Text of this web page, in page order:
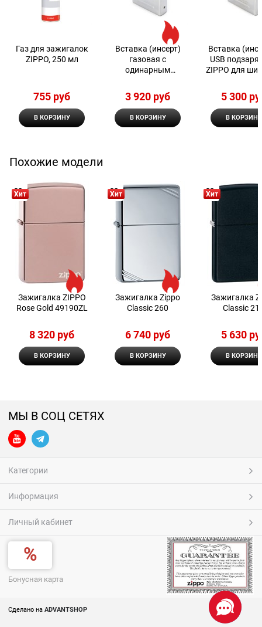
Газ для зажигалок
ZIPPO, 250 мл
755 руб
В КОРЗИНУ
Вставка (инсерт)
газовая с
одинарным
широкой зажигалки
Zippo
3 920 руб
В КОРЗИНУ
Вставка
USB
ZIPPO для
5 300
В КОРЗИНУ
Похожие модели
Хит
Зажигалка ZIPPO
Rose Gold 49190ZL
8 320 руб
В КОРЗИНУ
Хит
Зажигалка Zippo
Classic 260
6 740 руб
В КОРЗИНУ
Хит
Зажигалка
Classic
5 630
В КОРЗИНУ
МЫ В СОЦ СЕТЯХ
Категории
Информация
Личный кабинет
Бонусная карта
Сделано на ADVANTSHOP